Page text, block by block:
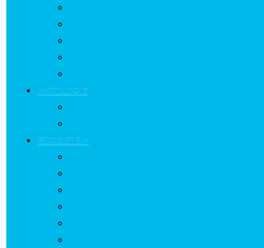
MITOLOGIE
ECOSISTEM